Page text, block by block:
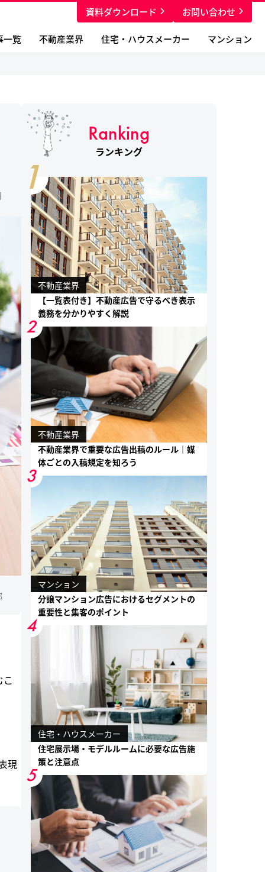
資料ダウンロード お問い合わせ
一覧 不動産業界 住宅・ハウスメーカー マンション
現
Ranking
ランキング
1
不動産業界
【一覧表付き】不動産広告で守るべき表示
義務を分かりやすく解説
2
不動産業界
不動産業界で重要な広告出稿のルール｜媒
体ごとの入稿規定を知ろう
3
マンション
分譲マンション広告におけるセグメントの
重要性と集客のポイント
4
住宅・ハウスメーカー
住宅展示場・モデルルームに必要な広告施
策と注意点
5